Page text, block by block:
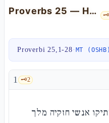
Proverbs 25 — Hezekiah's Collection, the Honey, and the Hungry Enemy
Proverbi 25,1-28· MT
1 🗝️2
אנשי חזקיה מלך